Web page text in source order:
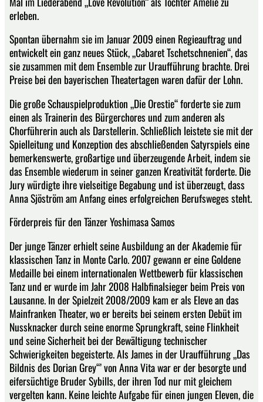
erleben.
Spontan übernahm sie im Januar 2009 einen Regieauftrag und
entwickelt ein ganz neues Stück, „Cabaret Tschetschnenien“, das
sie zusammen mit dem Ensemble zur Uraufführung brachte. Drei
Preise bei den bayerischen Theatertagen waren dafür der Lohn.
Die große Schauspielproduktion „Die Orestie“ forderte sie zum
einen als Trainerin des Bürgerchores und zum anderen als
Chorführerin auch als Darstellerin. Schließlich leistete sie mit der
Spielleitung und Konzeption des abschließenden Satyrspiels eine
bemerkenswerte, großartige und überzeugende Arbeit, indem sie
das Ensemble wiederum in seiner ganzen Kreativität forderte. Die
Jury würdigte ihre vielseitige Begabung und ist überzeugt, dass
Anna Sjöström am Anfang eines erfolgreichen Berufsweges steht.
Förderpreis für den Tänzer Yoshimasa Samos
Der junge Tänzer erhielt seine Ausbildung an der Akademie für
klassischen Tanz in Monte Carlo. 2007 gewann er eine Goldene
Medaille bei einem internationalen Wettbewerb für klassischen
Tanz und er wurde im Jahr 2008 Halbfinalsieger beim Preis von
Lausanne. In der Spielzeit 2008/2009 kam er als Eleve an das
Mainfranken Theater, wo er bereits bei seinem ersten Debüt im
Nussknacker durch seine enorme Sprungkraft, seine Flinkheit
und seine Sicherheit bei der Bewältigung technischer
Schwierigkeiten begeisterte. Als James in der Uraufführung „Das
Bildnis des Dorian Grey“’ von Anna Vita war er der besorgte und
eifersüchtige Bruder Sybills, der ihren Tod nur mit gleichem
vergelten kann. Keine leichte Aufgabe für einen jungen Eleven, die